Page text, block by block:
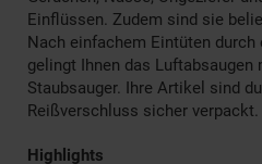
Einflüssen. Zudem sind sie
Nach einfachem Eintüten durch
gelingt Ihnen das
Staubsauger. Ihre Artikel sind
Reißverschluss sicher verpackt.
Highlights